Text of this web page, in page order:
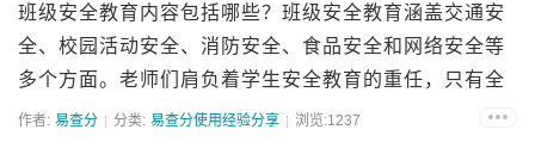
班级安全教育内容包括哪些？班级安全教育涵盖交通安
全、校园活动安全、消防安全、食品安全和网络安全等
多个方面。老师们肩负着学生安全教育的重任，只有全
面、系统地开展安全教育工作，才能为学生的成长保驾
作者: 易查分 分类: 易查分使用经验分享 浏览:1237